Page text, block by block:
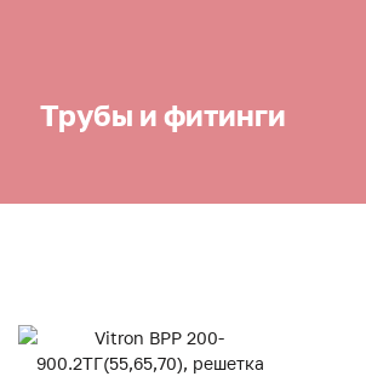
Трубы и фитинги